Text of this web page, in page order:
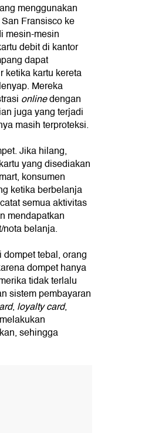
menggunakan
Fransisco ke
mesin-mesin
debit di kantor
dapat
ketika kartu kereta
Mereka
onlinedengan
juga yang terjadi
masih terproteksi.
Jika hilang,
yang disediakan
konsumen
ketika berbelanja
semua aktivitas
mendapatkan
nota belanja.
tebal, orang
dompet hanya
tidak terlalu
sistem pembayaran
, loyalty card,
sehingga